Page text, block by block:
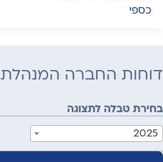
כספי
דוחות החברה המנהלת
בחירת טבלה לתצוגה
2025